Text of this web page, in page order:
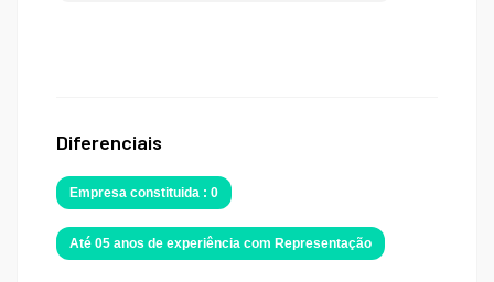
Diferenciais
Empresa constituida : 0
Até 05 anos de experiência com Representação